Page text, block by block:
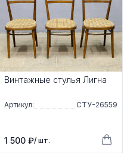
Винтажные стулья Лигна
Артикул: СТУ-26559
1 500 ₽/ шт.